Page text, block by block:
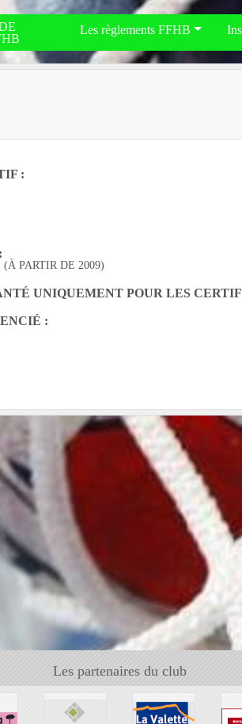
Les règlements FFHB
:
PARTIR DE 2009)
UNIQUEMENT POUR LES
:
Les partenaires du club